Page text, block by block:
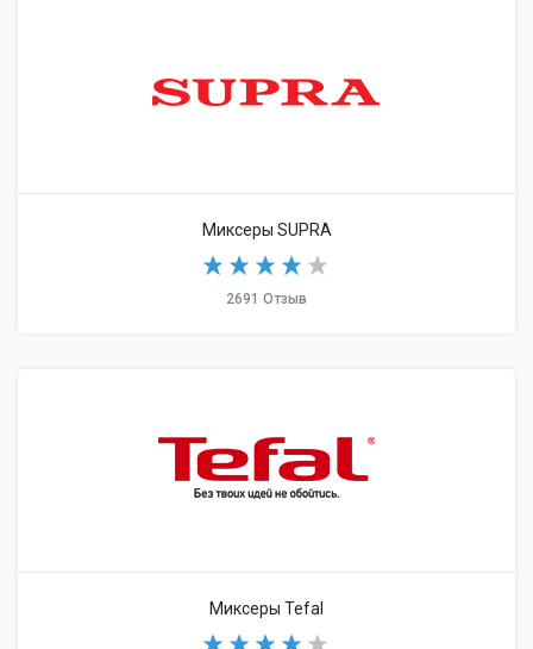
Миксеры SUPRA
2691 Отзыв
Миксеры Tefal